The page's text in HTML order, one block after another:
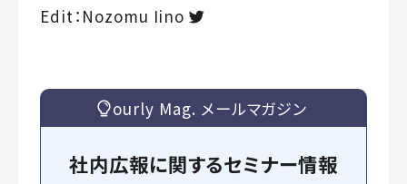
Edit：Nozomu Iino
ourly Mag. メールマガジン
社内広報に関するセミナー情報